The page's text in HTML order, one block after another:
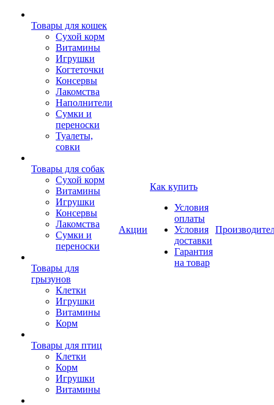
Товары для кошек
Cухой корм
Витамины
Игрушки
Когтеточки
Консервы
Лакомства
Наполнители
Сумки и
переноски
Туалеты,
совки
Товары для собак
Cухой корм
Витамины
Игрушки
Консервы
Лакомства
Сумки и
переноски
Товары для
грызунов
Клетки
Игрушки
Витамины
Корм
Товары для птиц
Клетки
Корм
Игрушки
Витамины
Акции
Как купить
Условия
оплаты
Условия
доставки
Гарантия
на товар